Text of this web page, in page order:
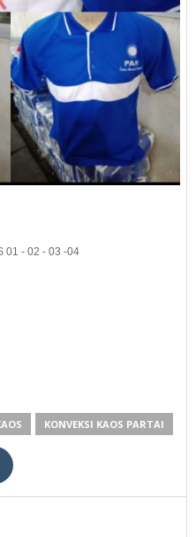
01 - 02 - 03 -04
KONVEKSI KAOS PARTAI